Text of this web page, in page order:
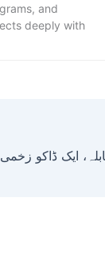
and
deeply with